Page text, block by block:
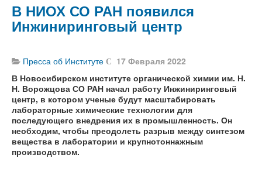
В НИОХ СО РАН появился
Инжиниринговый центр
Пресса об Институте
17 Февраля 2022
В Новосибирском институте органической химии им. Н.
Н. Ворожцова СО РАН начал работу Инжиниринговый
центр, в котором ученые будут масштабировать
лабораторные химические технологии для
последующего внедрения их в промышленность. Он
необходим, чтобы преодолеть разрыв между синтезом
вещества в лаборатории и крупнотоннажным
производством.